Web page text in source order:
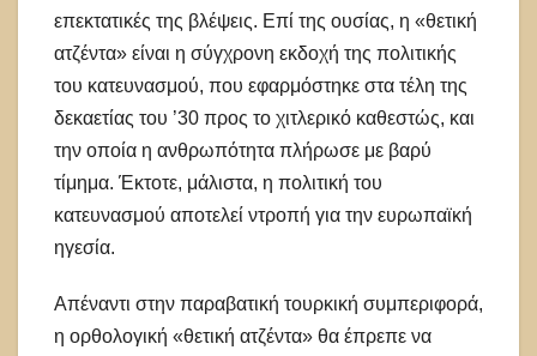
επεκτατικές της βλέψεις. Επί της ουσίας, η «θετική
ατζέντα» είναι η σύγχρονη εκδοχή της πολιτικής
του κατευνασμού, που εφαρμόστηκε στα τέλη της
δεκαετίας του ’30 προς το χιτλερικό καθεστώς, και
την οποία η ανθρωπότητα πλήρωσε με βαρύ
τίμημα. Έκτοτε, μάλιστα, η πολιτική του
κατευνασμού αποτελεί ντροπή για την ευρωπαϊκή
ηγεσία.
Απέναντι στην παραβατική τουρκική συμπεριφορά,
η ορθολογική «θετική ατζέντα» θα έπρεπε να